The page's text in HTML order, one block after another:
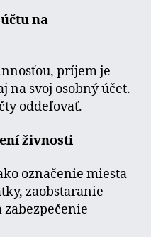
na
príjem je
na svoj osobný účet.
oddeľovať.
živnosti
označenie miesta
zaobstaranie